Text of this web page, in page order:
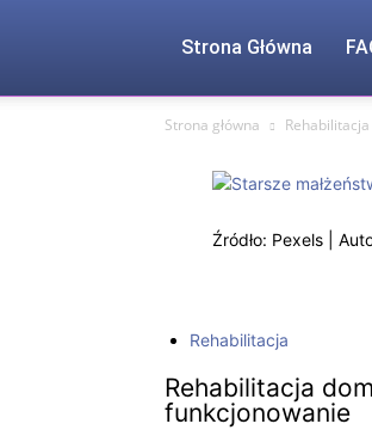
Strona Główna
Strona główna Rehabilitacja
Źródło: Pexels |
Rehabilitacja
Rehabilitacja
funkcjonowanie